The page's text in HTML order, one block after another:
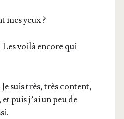
mes yeux ?
voi­là encore qui
suis très, très content,
puis j’ai un peu de